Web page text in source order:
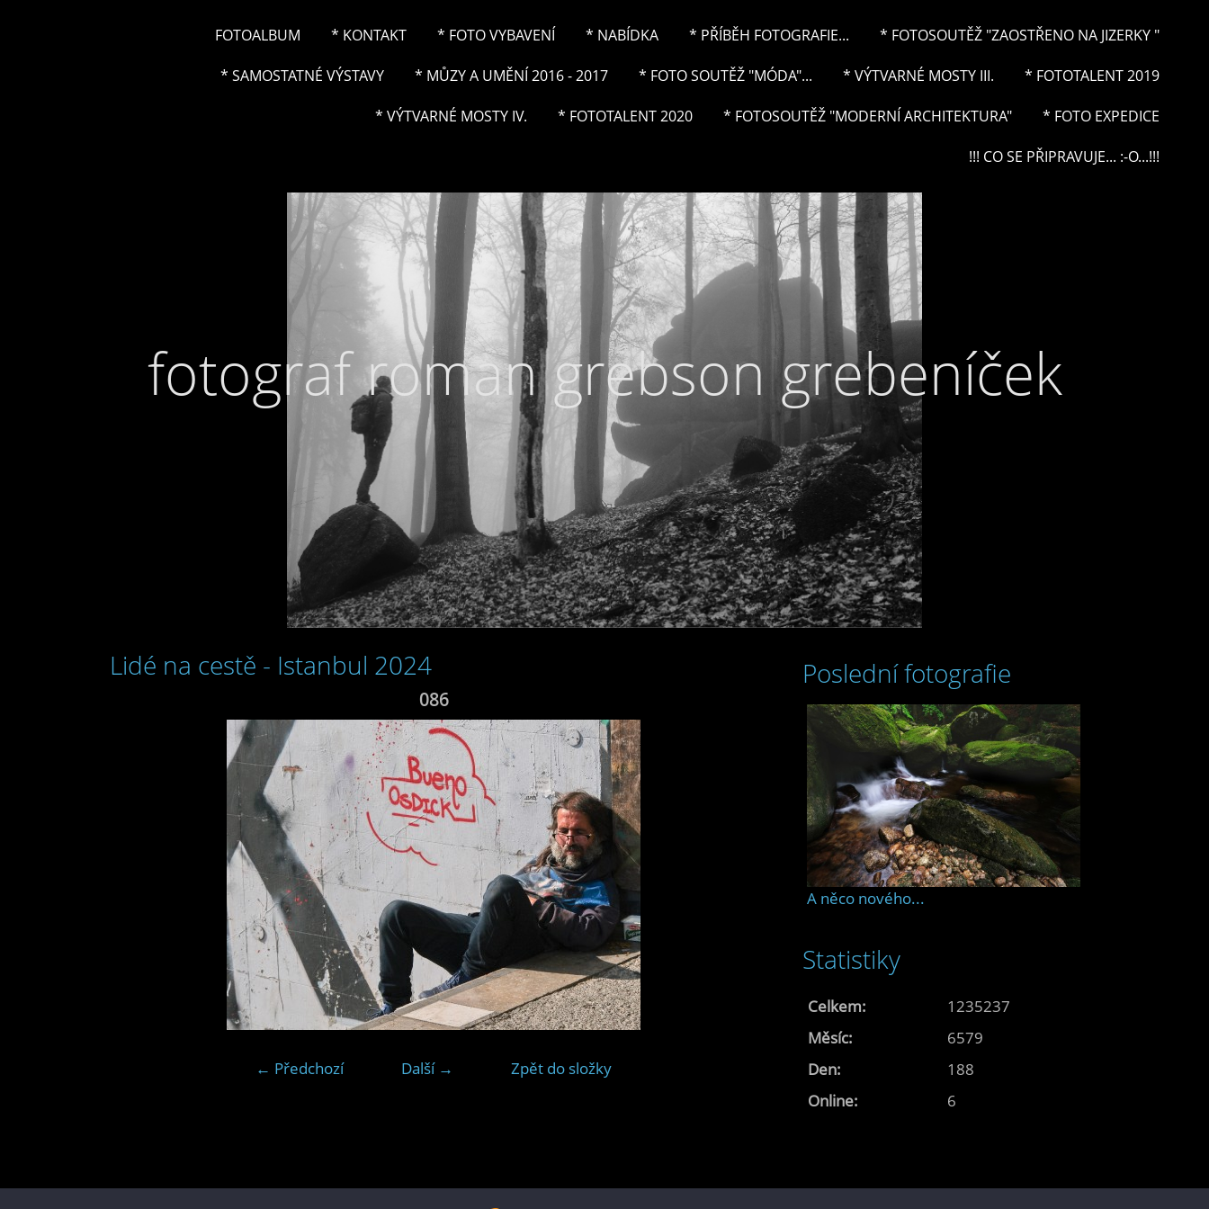
FOTOALBUM * KONTAKT * FOTO VYBAVENÍ * NABÍDKA * PŘÍBĚH FOTOGRAFIE... * FOTOSOUTĚŽ "ZAOSTŘENO NA JIZERKY "
* SAMOSTATNÉ VÝSTAVY * MŮZY A UMĚNÍ 2016 - 2017 * FOTO SOUTĚŽ "MÓDA"... * VÝTVARNÉ MOSTY III. * FOTOTALENT 2019
* VÝTVARNÉ MOSTY IV. * FOTOTALENT 2020 * FOTOSOUTĚŽ "MODERNÍ ARCHITEKTURA" * FOTO EXPEDICE
!!! CO SE PŘIPRAVUJE... :-O...!!!
fotograf roman grebson grebeníček
Lidé na cestě - Istanbul 2024
086
← Předchozí Další → Zpět do složky
Poslední fotografie
A něco nového...
Statistiky
Online: 6
Celkem:
1235237
Měsíc:
6579
Den:
188